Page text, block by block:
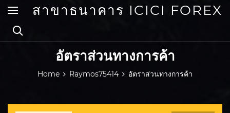
สาขาธนาคาร ICICI FOREX
อัตราส่วนทางการค้า
Home Raymos75414 อัตราส่วนทางการค้า